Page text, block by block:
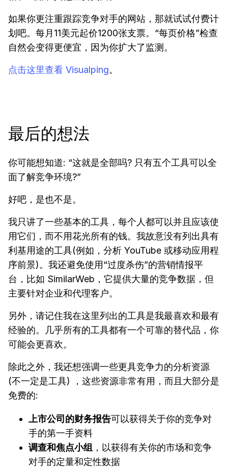
如果你更注重跟踪竞争对手的网站，那就试试付费计
划吧。每月11美元起价1200张支票。“每页价格”检查
自然会变得更便宜，因为你扩大了监测。
点击这里查看 Visualping。
最后的想法
你可能想知道: “这就是全部吗? 只有五个工具可以全
面了解竞争环境?”
好吧，是也不是。
我只讲了一些基本的工具，每个人都可以并且应该使
用它们，而不用花光所有的钱。我故意没有列出具有
利基用途的工具(例如，分析 YouTube 或移动应用程
序前景)。我还避免使用“过度杀伤”的营销情报平
台，比如 SimilarWeb，它提供大量的竞争数据，但
主要针对企业和代理客户。
另外，请记住我在这里列出的工具是我最喜欢和最有
经验的。几乎所有的工具都有一个可靠的替代品，你
可能会更喜欢。
除此之外，我还想强调一些更具竞争力的分析资源
(不一定是工具) ，这些资源非常有用，而且大部分是
免费的:
上市公司的财务报告可以获得关于你的竞争对
手的第一手资料
调查和焦点小组 ，以获得有关你的市场和竞争
对手的定量和定性数据